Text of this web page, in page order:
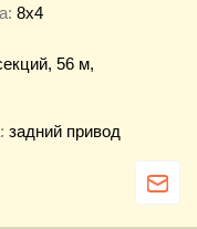
8x4
56 м,
задний привод